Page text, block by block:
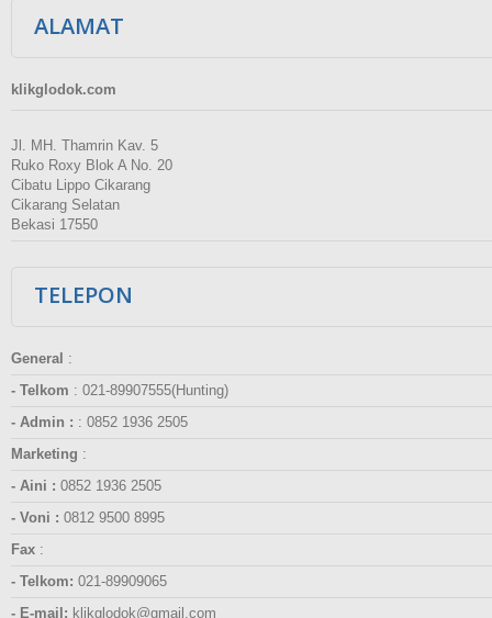
ALAMAT
klikglodok.com
Jl. MH. Thamrin Kav. 5
Ruko Roxy Blok A No. 20
Cibatu Lippo Cikarang
Cikarang Selatan
Bekasi 17550
TELEPON
General :
- Telkom : 021-89907555(Hunting)
- Admin : : 0852 1936 2505
Marketing :
- Aini : 0852 1936 2505
- Voni : 0812 9500 8995
Fax :
- Telkom: 021-89909065
- E-mail: klikglodok@gmail.com